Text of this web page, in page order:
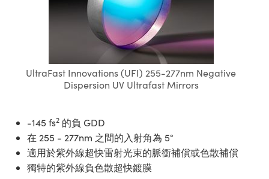
Components | SCHOTT 光
| 光纖
| 超快光學
Sputtering) Coated Optics |
濺鍍）鍍膜光學元件
| 雷射偏光片
Lighting |顯微鏡照明
Systems| 體視顯微鏡系統
Filters | 顯微鏡濾光片
Lenses | 變焦鏡頭模組
Targets | 顯微鏡標靶
Accessories | 成像鏡頭配件
Labs Cameras™ | Lucid Vision
Components | 主動光學元件
and Detection
性裝置Tomography
Development Systems
Optical Company
and Detection
and Production | 清倉實驗室
and Detection
and Production | 重新認證實
用品UltraFast Innovations (UFI) 255-277nm Negative
Dispersion UV Ultrafast Mirrors
-145 fs2 的負 GDD
在 255 - 277nm 之間的入射角為 5°
適用於紫外線超快雷射光束的脈衝補償或色散補償
獨特的紫外線負色散超快鍍膜